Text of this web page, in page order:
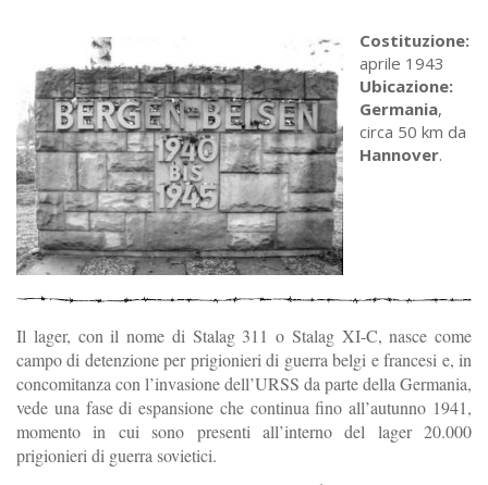
Costituzione:
aprile 1943
Ubicazione:
Germania,
circa 50 km da
Hannover.
Il lager, con il nome di Stalag 311 o Stalag XI-C, nasce come
campo di detenzione per prigionieri di guerra belgi e francesi e, in
concomitanza con l’invasione dell’URSS da partedella Germania,
vede una fasediespansione che continuafinoall’autunno 1941,
momento in cui sono presenti all’interno del lager 20.000
prigionieri di guerra sovietici.